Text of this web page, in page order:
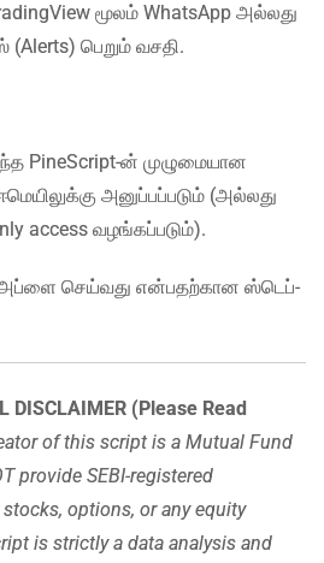
மூலம் WhatsApp அல்லது
பெறும் வசதி.
PineScript-ன் முழுமையான
அனுப்பப்படும் (அல்லது
access வழங்கப்படும்).
அப்ளை செய்வது என்பதற்கான ஸ்டெப்-
DISCLAIMER (Please Read
of this script is a Mutual Fund
provide SEBI-registered
options, or any equity
is strictly a data analysis and